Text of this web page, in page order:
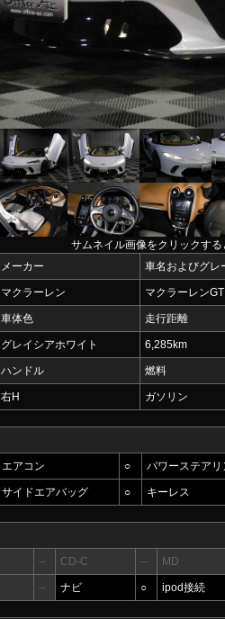
サムネイル画像をクリックす
メーカー 車名およびグレ
マクラーレン マクラーレン
車体色 走行距離
グレイシアホワイト 6,285km
ハンドル 燃料
右H ガソリン
エアコン ○ パワーステアリ
サイドエアバッグ ○ キーレス
-- CD-C -- MD
-- ナビ ○ ipod接続